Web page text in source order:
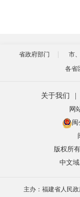
省政府部门 市
各省
关于我们
网
闽
版权所
中文
主办：福建省人民